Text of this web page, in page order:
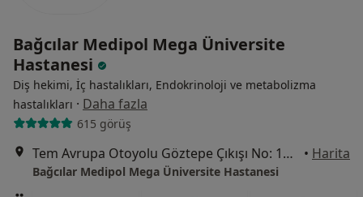
Bağcılar Medipol Mega Üniversite
Hastanesi
Diş hekimi, İç hastalıkları, Endokrinoloji ve metabolizma
hastalıkları · Daha fazla
615 görüş
Tem Avrupa Otoyolu Göztepe Çıkışı No: 1Bağcılar, İstanbul • Harita
Bağcılar Medipol Mega Üniversite Hastanesi